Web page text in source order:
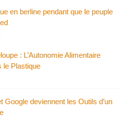
en berline pendant que le peuple
: L’Autonomie Alimentaire
le Plastique
Google deviennent les Outils d’un